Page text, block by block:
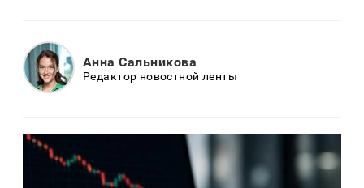
Анна Сальникова
Редактор новостной ленты